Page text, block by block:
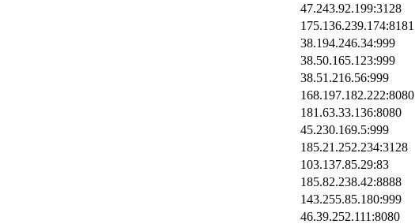
47.243.92.199:3128
175.136.239.174:8181
38.194.246.34:999
38.50.165.123:999
38.51.216.56:999
168.197.182.222:8080
181.63.33.136:8080
45.230.169.5:999
185.21.252.234:3128
103.137.85.29:83
185.82.238.42:8888
143.255.85.180:999
46.39.252.111:8080